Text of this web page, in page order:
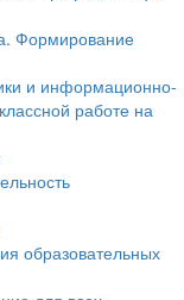
Формирование
и информационно-
работе на
образовательных